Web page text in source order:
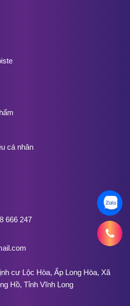
cá nhân
666 247
cư Lộc Hòa, Ấp Long Hòa, Xã
Hồ, Tỉnh Vĩnh Long